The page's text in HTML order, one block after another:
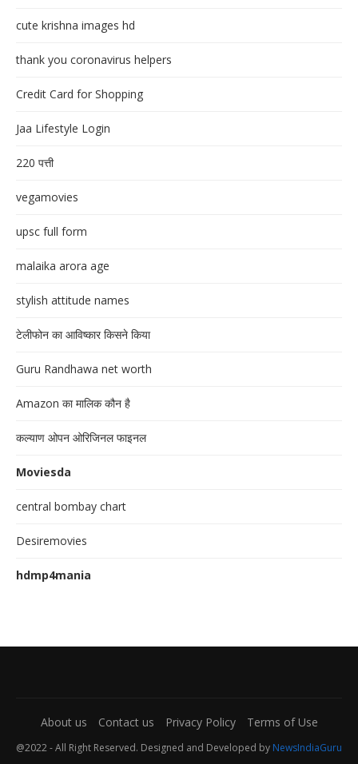
cute krishna images hd
thank you coronavirus helpers
Credit Card for Shopping
Jaa Lifestyle Login
220 पत्ती
vegamovies
upsc full form
malaika arora age
stylish attitude names
टेलीफोन का आविष्कार किसने किया
Guru Randhawa net worth
Amazon का मालिक कौन है
कल्याण ओपन ओरिजिनल फाइनल
Moviesda
central bombay chart
Desiremovies
hdmp4mania
About us Contact us Privacy Policy Terms of Use
@2022 - All Right Reserved. Designed and Developed by NewsIndiaGuru